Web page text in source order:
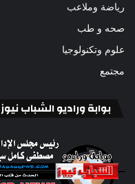
رياضة وملاعب
صحه و طب
علوم وتكنولوجيا
مجتمع
بوابة وراديو الشباب نيوز